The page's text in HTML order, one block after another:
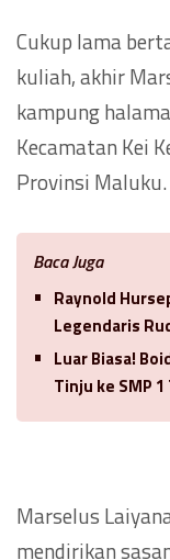
Cukup lama
kuliah, akhir
kampung
Kecamatan Kei
Provinsi Maluku.
Baca Juga
Raynold
Legendaris
Luar Biasa!
Tinju ke SMP
Marselus
mendirikan